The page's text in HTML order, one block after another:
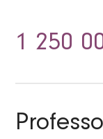
1 250